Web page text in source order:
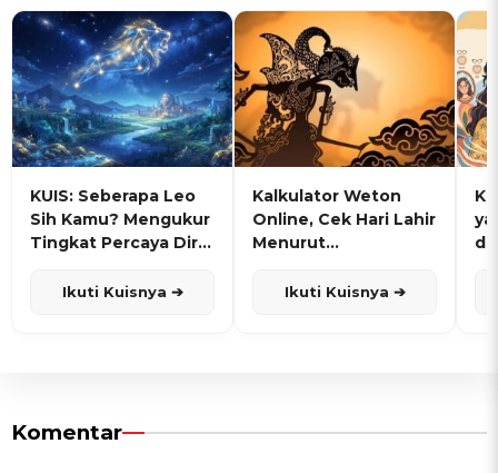
KUIS: Seberapa Leo
Sih Kamu? Mengukur
Tingkat Percaya Diri
Ikuti Kuisnya ➔
Kalkulator Weton
Online, Cek Hari Lahir
Menurut
Ikuti Kuisnya ➔
Komentar